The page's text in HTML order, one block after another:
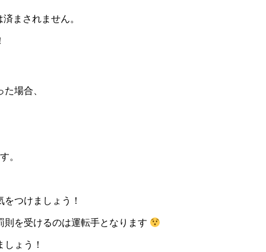
まされません。
場合、
。
つけましょう！
を受けるのは運転手となります
ょう！